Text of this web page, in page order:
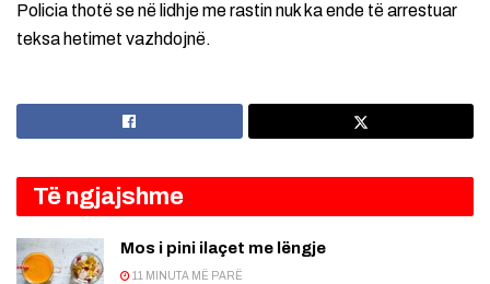
Policia thotë se në lidhje me rastin nuk ka ende të arrestuar
teksa hetimet vazhdojnë.
Të ngjajshme
Mos i pini ilaçet me lëngje
11 MINUTA MË PARË